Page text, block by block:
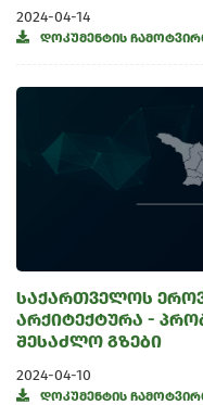
2024-04-14
დოკუმენტის
საქართველოს
არქიტექტურა -
შესაძლო გზები
2024-04-10
დოკუმენტის